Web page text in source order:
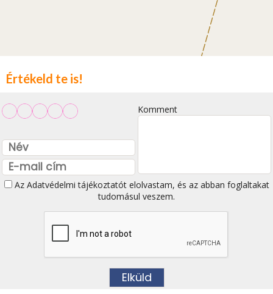
Értékeld te is!
Komment
Az Adatvédelmi tájékoztatótelolvastam, és az abban foglaltakat
tudomásul veszem.